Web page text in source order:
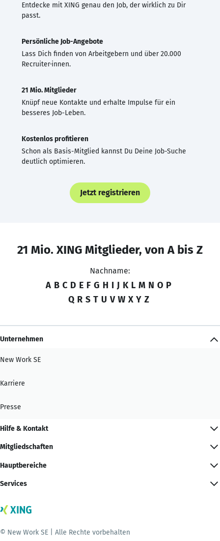
Entdecke mit XING genau den Job, der wirklich zu Dir
passt.
Persönliche Job-Angebote
Lass Dich finden von Arbeitgebern und über 20.000
Recruiter·innen.
21 Mio. Mitglieder
Knüpf neue Kontakte und erhalte Impulse für ein
besseres Job-Leben.
Kostenlos profitieren
Schon als Basis-Mitglied kannst Du Deine Job-Suche
deutlich optimieren.
Jetzt registrieren
21 Mio. XING Mitglieder, von A bis Z
Nachname:
A B C D E F G H I J K L M N O P
Q R S T U V W X Y Z
Unternehmen
New Work SE
Karriere
Presse
Hilfe & Kontakt
Mitgliedschaften
Hauptbereiche
Services
© New Work SE | Alle Rechte vorbehalten